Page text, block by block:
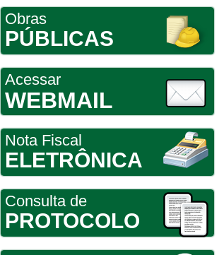
Obras
PÚBLICAS
Acessar
WEBMAIL
Nota Fiscal
ELETRÔNICA
Consulta de
PROTOCOLO